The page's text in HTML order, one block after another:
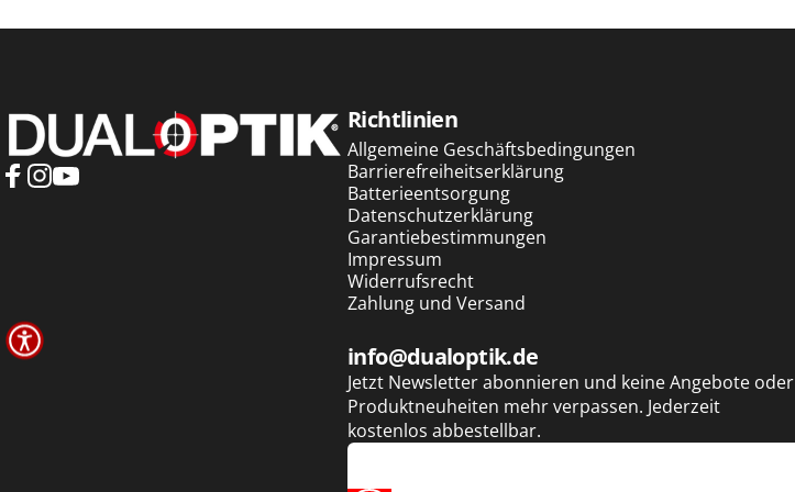
Dualoptik Richtlinien
Allgemeine Geschäftsbedingungen
Barrierefreiheitserklärung
Batterieentsorgung
Datenschutzerklärung
Garantiebestimmungen
Impressum
Widerrufsrecht
Zahlung und Versand
info@dualoptik.de
Jetzt Newsletter abonnieren und keine Angebote oder
Produktneuheiten mehr verpassen. Jederzeit
kostenlos abbestellbar.